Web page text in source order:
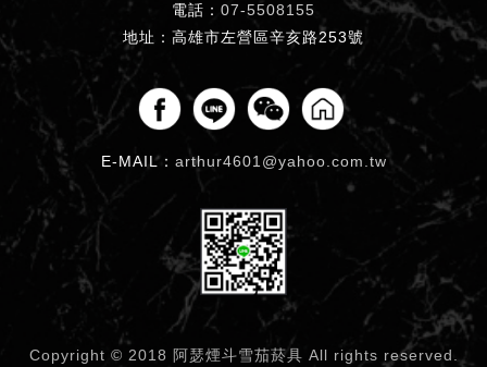
電話： 07-5508155
地址：高雄市左營區辛亥路253號
E-MAIL： arthur4601@yahoo.com.tw
Copyright © 2018 阿瑟煙斗雪茄菸具 All rights reserved.